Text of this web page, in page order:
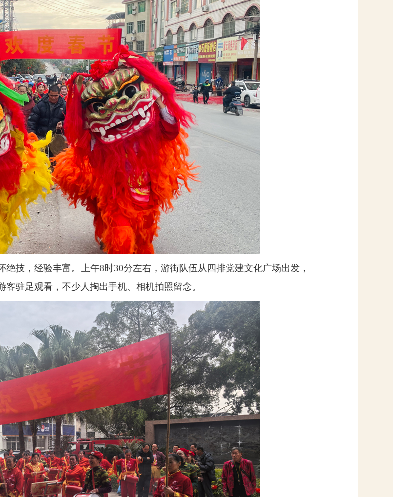
绝技，经验丰富。上午8时30分左右，游街队伍从四排党建文化广场出发，
驻足观看，不少人掏出手机、相机拍照留念。